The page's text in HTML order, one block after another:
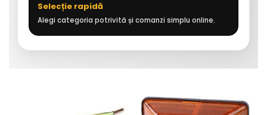
Selecție rapidă
Alegi categoria potrivită și comanzi simplu online.